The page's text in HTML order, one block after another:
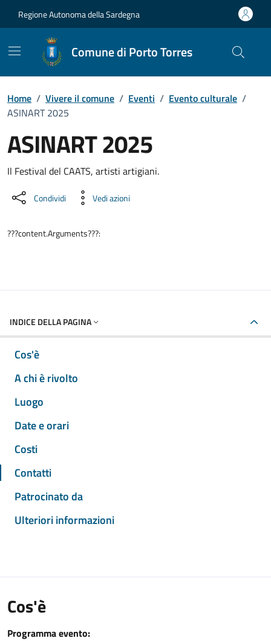
Regione Autonoma della Sardegna
Comune di Porto Torres
Home / Vivere il comune / Eventi / Evento culturale /
ASINART 2025
ASINART 2025
Dettaglio dell'evento
Il Festival del CAATS, artisti artigiani.
Condividi Vedi azioni
???content.Arguments???:
INDICE DELLA PAGINA
Cos'è
A chi è rivolto
Luogo
Date e orari
Costi
Contatti
Patrocinato da
Ulteriori informazioni
Cos'è
Programma evento: